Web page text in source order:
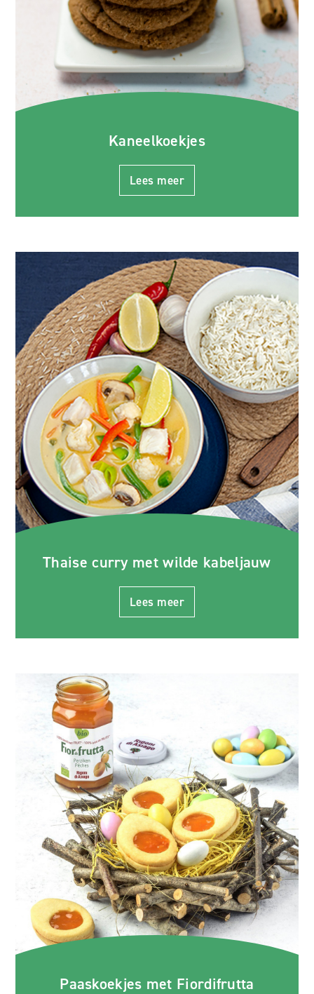
Kaneelkoekjes
Lees meer
Thaise curry met wilde kabeljauw
Lees meer
Paaskoekjes met Fiordifrutta